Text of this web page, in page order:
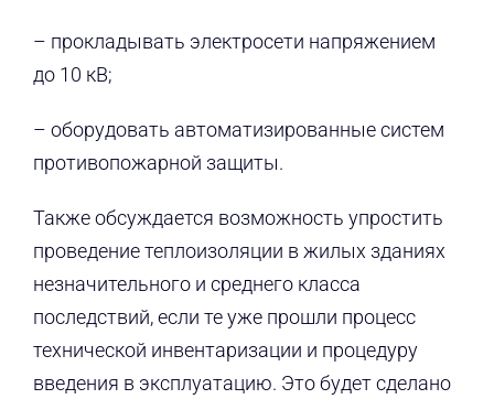
– прокладывать электросети напряжением
до 10 кВ;
– оборудовать автоматизированные систем
противопожарной защиты.
Также обсуждается возможность упростить
проведение теплоизоляции в жилых зданиях
незначительного и среднего класса
последствий, если те уже прошли процесс
технической инвентаризации и процедуру
введения в эксплуатацию. Это будет сделано